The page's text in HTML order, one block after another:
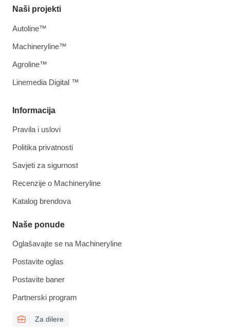
Informacija
Pravila i uslovi
Politika privatnosti
Savjeti za sigurnost
Recenzije o Machineryline
Katalog brendova
Naše ponude
Oglašavajte se na Machineryline
Postavite oglas
Postavite baner
Partnerski program
Za dilere
Naši projekti
Autoline™
Machineryline™
Agroline™
Linemedia Digital ™